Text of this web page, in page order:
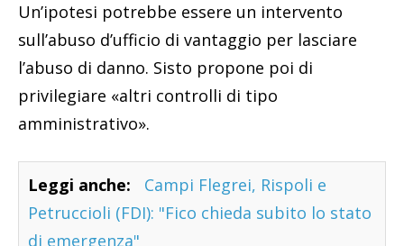
Un’ipotesi potrebbe essere un intervento
sull’abuso d’ufficio di vantaggio per lasciare
l’abuso di danno. Sisto propone poi di
privilegiare «altri controlli di tipo
amministrativo».
Leggi anche:
Campi Flegrei, Rispoli e
Petruccioli (FDI): "Fico chieda subito lo stato
di emergenza"